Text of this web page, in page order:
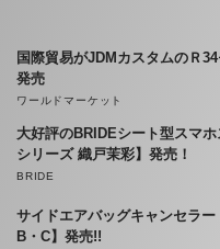
国際貿易がJDMカスタムのＲ
発売
ワールドマーケット
大好評のBRIDEシート型スマ
シリーズ 織戸茉彩】発売！
BRIDE
サイドエアバッグキャンセラ
B・C】発売!!